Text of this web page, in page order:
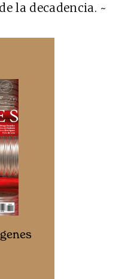
la decadencia. ~